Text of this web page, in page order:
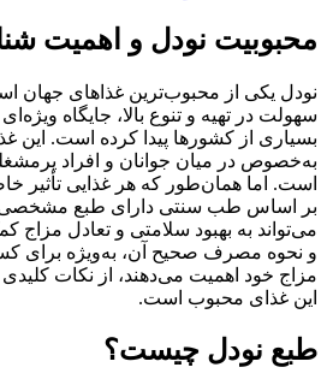
محبوبیت نودل و اهمیت
نودل یکی از محبوب‌ترین غذاهای جهان
سهولت در تهیه و تنوع بالا، جایگاه
بسیاری از کشورها پیدا کرده است. این
به‌خصوص در میان جوانان و افراد
است. اما همان‌طور که هر غذایی تأثیر
بر اساس طب سنتی دارای طبع مشخصی
می‌تواند به بهبود سلامتی و تعادل
و نحوه مصرف صحیح آن، به‌ویژه برای
مزاج خود اهمیت می‌دهند، از نکات کلیدی
این غذای محبوب است.
طبع نودل چیست؟